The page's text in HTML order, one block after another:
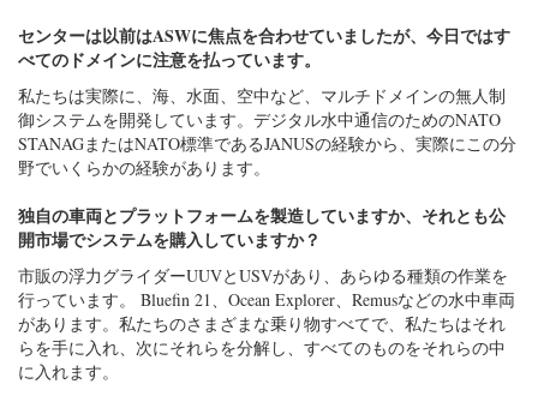
センターは以前はASWに焦点を合わせていましたが、今日ではす
べてのドメインに注意を払っています。
私たちは実際に、海、水面、空中など、マルチドメインの無人制
御システムを開発しています。デジタル水中通信のためのNATO
STANAGまたはNATO標準であるJANUSの経験から、実際にこの分
野でいくらかの経験があります。
独自の車両とプラットフォームを製造していますか、それとも公
開市場でシステムを購入していますか？
市販の浮力グライダーUUVとUSVがあり、あらゆる種類の作業を
行っています。 Bluefin 21、Ocean Explorer、Remusなどの水中車両
があります。私たちのさまざまな乗り物すべてで、私たちはそれ
らを手に入れ、次にそれらを分解し、すべてのものをそれらの中
に入れます。